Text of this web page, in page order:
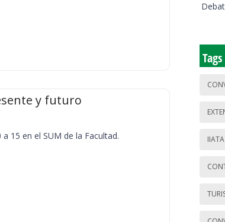
y futuro
15 en el SUM de la Facultad.
Tags
IIATA